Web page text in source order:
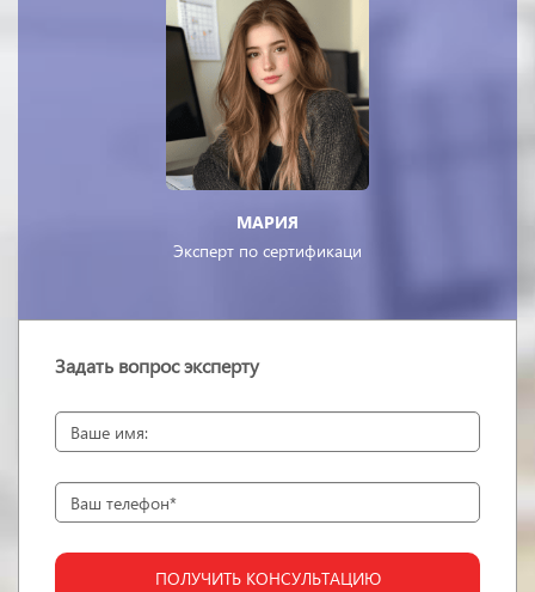
МАРИЯ
Эксперт по сертификаци
Задать вопрос эксперту
ПОЛУЧИТЬ КОНСУЛЬТАЦИЮ